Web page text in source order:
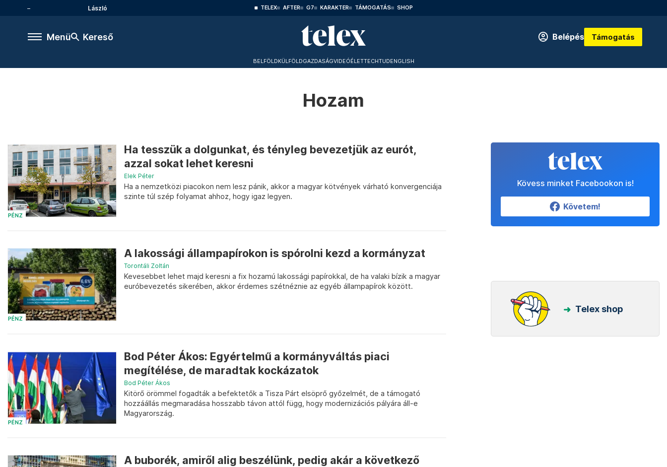
László TELEX AFTER G7 KARAKTER TÁMOGATÁS SHOP
Menü Kereső Belépés Támogatás
BELFÖLDKÜLFÖLDGAZDASÁGVIDEÓÉLETTECHTUDENGLISH
Hozam
PÉNZ
Ha tesszük a dolgunkat, és tényleg bevezetjük az eurót,
azzal sokat lehet keresni
Elek Péter
Ha a nemzetközi piacokon nem lesz pánik, akkor a magyar kötvények várható konvergenciája
szinte túl szép folyamat ahhoz, hogy igaz legyen.
PÉNZ
A lakossági állampapírokon is spórolni kezd a kormányzat
Torontáli Zoltán
Kevesebbet lehet majd keresni a fix hozamú lakossági papírokkal, de ha valaki bízik a magyar
euróbevezetés sikerében, akkor érdemes szétnéznie az egyéb állampapírok között.
PÉNZ
Bod Péter Ákos: Egyértelmű a kormányváltás piaci
megítélése, de maradtak kockázatok
Bod Péter Ákos
Kitörő örömmel fogadták a befektetők a Tisza Párt elsöprő győzelmét, de a támogató
hozzáállás megmaradása hosszabb távon attól függ, hogy modernizációs pályára áll-e
Magyarország.
A buborék, amiről alig beszélünk, pedig akár a következő
Kövess minket Facebookon is!
Követem!
Telex shop